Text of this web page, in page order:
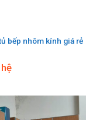
bếp nhôm kính giá rẻ